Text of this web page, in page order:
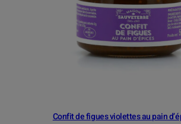
Confit de figues violettes au pain